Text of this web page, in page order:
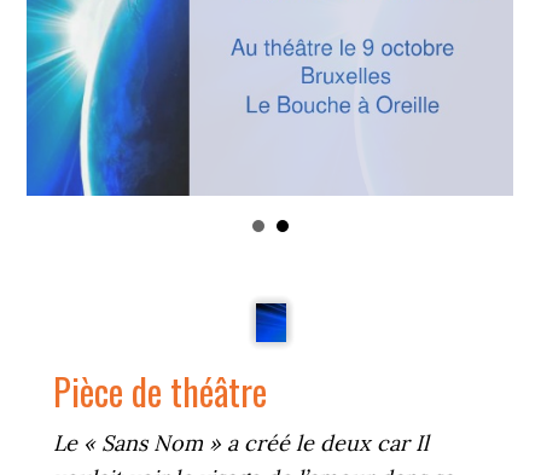
Pièce de théâtre
Le « Sans Nom » a créé le deux car Il